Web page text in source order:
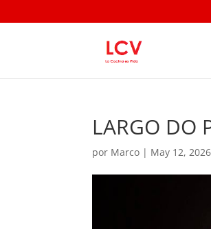
LARGO DO
por Marco | May 12, 2026